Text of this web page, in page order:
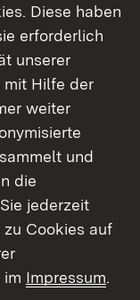
belaufen sich
Sanierung
von rund
Kosten
getragen.
aus
Diese haben
erforderlich
unserer
mit Hilfe der
weiter
und
die
jederzeit
Cookies auf
im Impressum.